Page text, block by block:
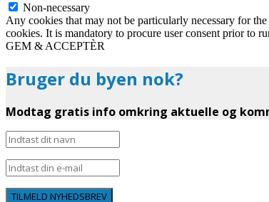
Non-necessary
Any cookies that may not be particularly necessary for
cookies. It is mandatory to procure user consent prior to
GEM & ACCEPTÈR
Bruger du byen nok?
Modtag gratis info omkring aktuelle og
TILMELD NYHEDSBREV